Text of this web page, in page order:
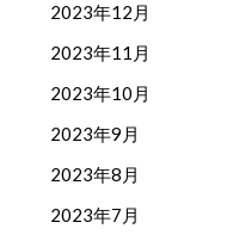
2023年12月
2023年11月
2023年10月
2023年9月
2023年8月
2023年7月